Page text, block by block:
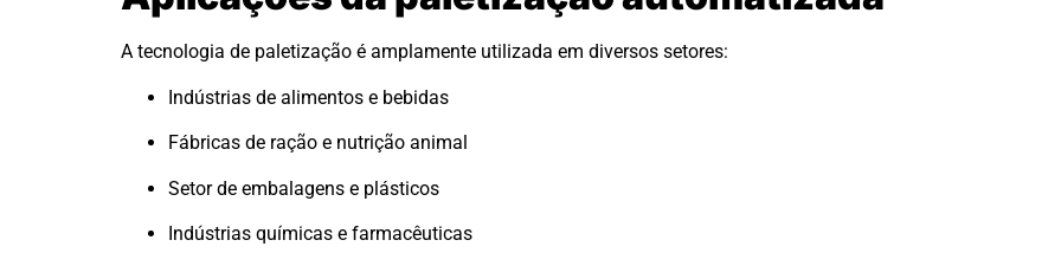
A tecnologia de paletização é amplamente utilizada em diversos setores:
Indústrias de alimentos e bebidas
Fábricas de ração e nutrição animal
Setor de embalagens e plásticos
Indústrias químicas e farmacêuticas